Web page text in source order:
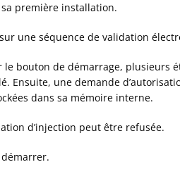
première installation.
une séquence de validation
bouton de démarrage, plusieurs
Ensuite, une demande
dans sa mémoire interne.
d’injection peut être refusée.